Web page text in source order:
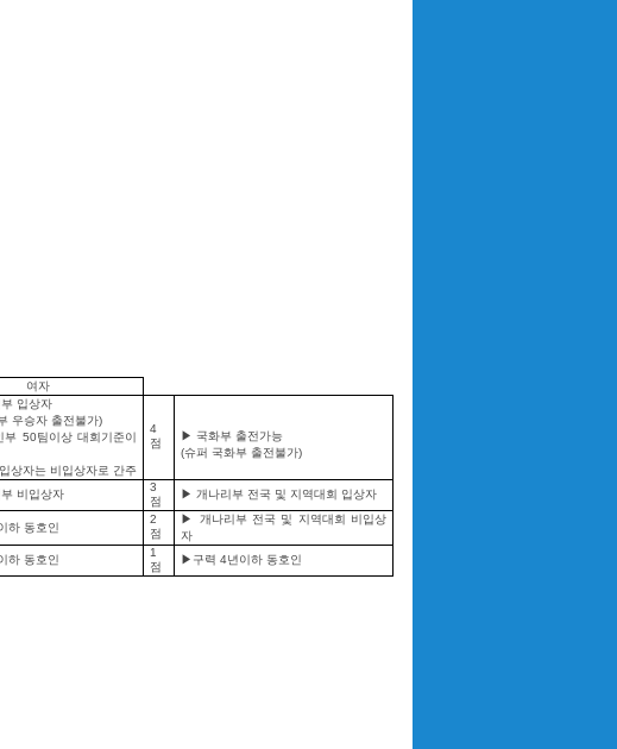
여자
입상자
우승자 출전불가)
50팀이상 대회기준이
상자는 비입상자로 간주
4
점
▶ 국화부 출전가능
(슈퍼 국화부 출전불가)
비입상자
3
점
▶ 개나리부 전국 및 지역대회 입상자
하 동호인
2
점
▶ 개나리부 전국 및 지역대회 비입상
자
하 동호인
1
점
▶구력 4년이하 동호인